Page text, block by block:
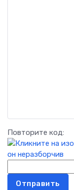
Повторите код:
Отправить